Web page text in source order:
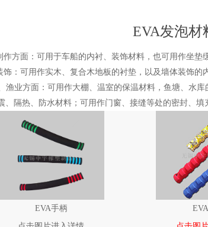
EVA发泡材
作方面：可用于车船的内衬、装饰材料，也可用作坐垫
饰：可用作实木、复合木地板的衬垫，以及墙体装饰的
渔业方面：可用作大棚、温室的保温材料，鱼塘、水
、隔热、防水材料；可用作门窗、接缝等处的密封、填
EVA手柄